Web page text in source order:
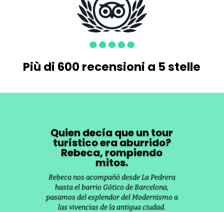
Più di 600 recensioni a 5 stelle
Quien decía que un tour
turístico era aburrido?
Rebeca, rompiendo
mitos.
Rebeca nos acompañó desde La Pedrera
hasta el barrio Gótico de Barcelona,
pasamos del esplendor del Modernismo a
las vivencias de la antigua ciudad.